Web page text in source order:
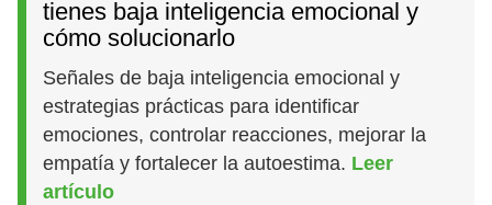
tienes baja inteligencia emocional y
cómo solucionarlo
Señales de baja inteligencia emocional y
estrategias prácticas para identificar
emociones, controlar reacciones, mejorar la
empatía y fortalecer la autoestima. Leer
artículo